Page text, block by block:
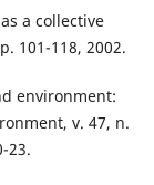
a collective
101-118, 2002.
environment:
v. 47, n.
23.